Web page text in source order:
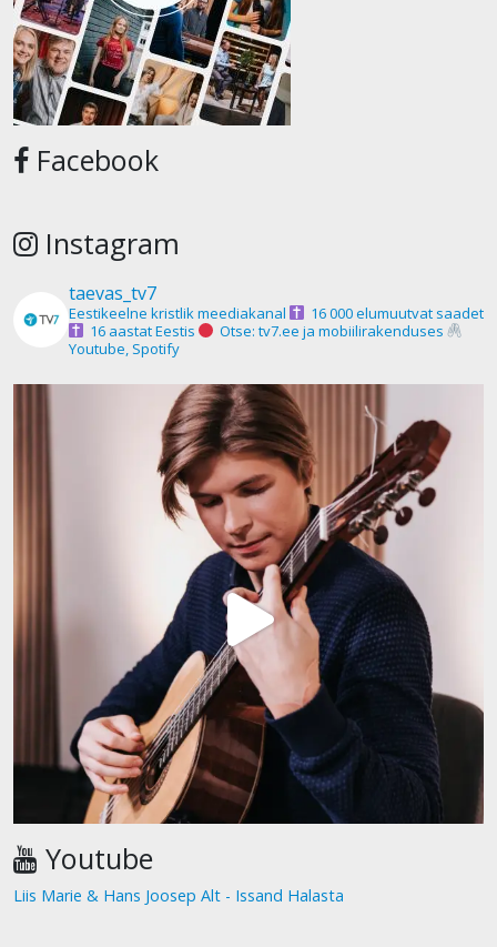
Facebook
Instagram
taevas_tv7
Eestikeelne kristlik meediakanal
16 000 elumuutvat saadet
16 aastat Eestis
Otse: tv7.ee ja mobiilirakenduses
Youtube, Spotify
Youtube
Liis Marie & Hans Joosep Alt - Issand Halasta